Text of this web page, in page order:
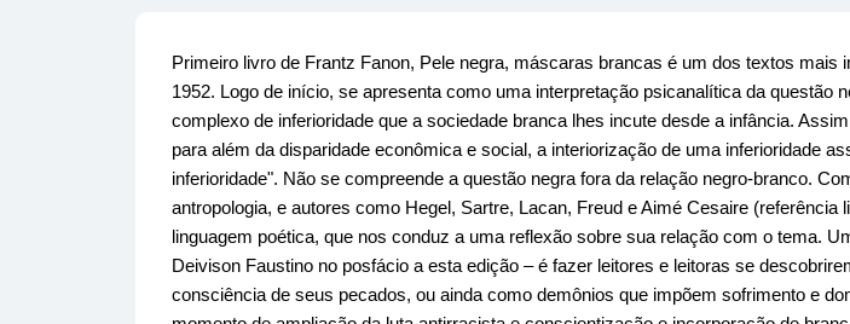
Primeiro livro de Frantz Fanon, Pele negra, máscaras brancas é um dos textos
1952. Logo de início, se apresenta como uma interpretação psicanalítica da
complexo de inferioridade que a sociedade branca lhes incute desde a infância.
para além da disparidade econômica e social, a interiorização de uma inferioridade
inferioridade". Não se compreende a questão negra fora da relação negro-branco.
antropologia, e autores como Hegel, Sartre, Lacan, Freud e Aimé Cesaire
linguagem poética, que nos conduz a uma reflexão sobre sua relação com o tema.
Deivison Faustino no posfácio a esta edição – é fazer leitores e leitoras se
consciência de seus pecados, ou ainda como demônios que impõem sofrimento e